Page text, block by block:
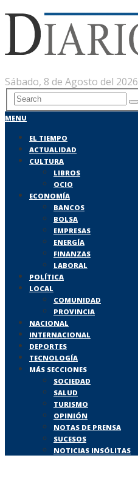
Sábado, 8 de Agosto del 2026
MENU
EL TIEMPO
ACTUALIDAD
CULTURA
LIBROS
OCIO
ECONOMÍA
BANCOS
BOLSA
EMPRESAS
ENERGÍA
FINANZAS
LABORAL
POLÍTICA
LOCAL
COMUNIDAD
PROVINCIA
NACIONAL
INTERNACIONAL
DEPORTES
TECNOLOGÍA
MÁS SECCIONES
SOCIEDAD
SALUD
TURISMO
OPINIÓN
NOTAS DE PRENSA
SUCESOS
NOTICIAS INSÓLITAS